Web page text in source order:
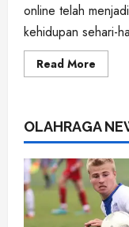
online telah
kehidupan sehari-
Read More
more
Bikin
Tips
di
Era
OLAHRAGA